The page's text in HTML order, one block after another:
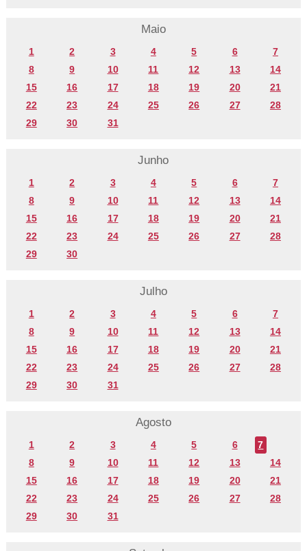
Maio
1 2 3 4 5 6
7
8
9 10 11 12 13
14
15
16 17 18 19 20
21
22
23 24 25 26 27
28
29
30 31
Junho
1 2 3 4 5 6
7
8
9 10 11 12 13
14
15
16 17 18 19 20
21
22
23 24 25 26 27
28
29
30
Julho
1 2 3 4 5 6
7
8
9 10 11 12 13
14
15
16 17 18 19 20
21
22
23 24 25 26 27
28
29
30 31
Agosto
1 2 3 4 5 6
7
8
9 10 11 12 13
14
15
16 17 18 19 20
21
22
23 24 25 26 27
28
29
30 31